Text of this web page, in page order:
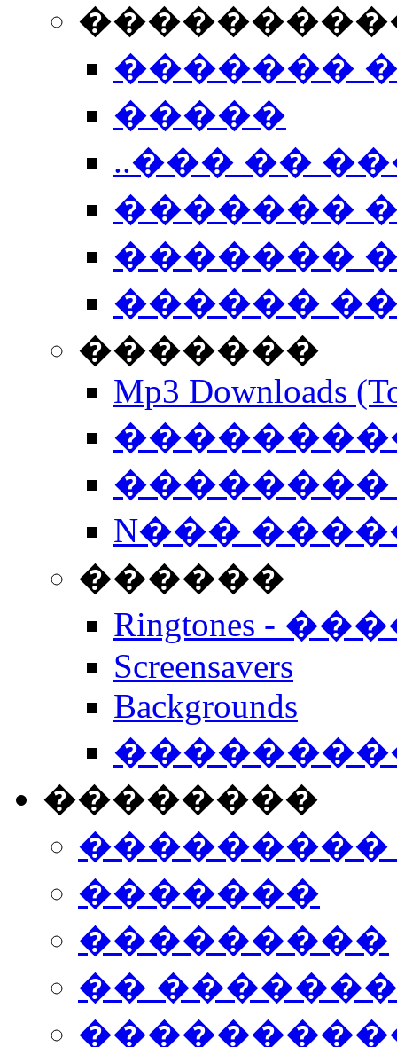
�������
�����
..��� ��
�������
�������
������
�������
Mp3 Downloads
��������
N���
������
Ringtones -
Screensavers
Backgrounds
��������
���������
�������
���������
��